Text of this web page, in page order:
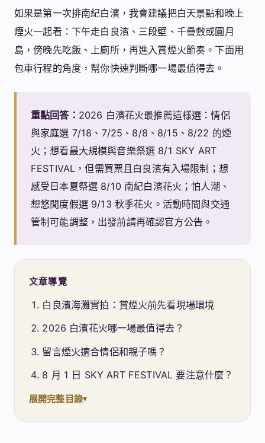
如果是第一次排南紀白濱，我會建議把白天景點和晚上
煙火一起看：下午走白良濱、三段壁、千疊敷或圓月
島，傍晚先吃飯、上廁所，再進入賞煙火節奏。下面用
包車行程的角度，幫你快速判斷哪一場最值得去。
重點回答： 2026 白濱花火最推薦這樣選：情侶
與家庭選 7/18、7/25、8/8、8/15、8/22 的煙
火；想看最大規模與音樂祭選 8/1 SKY ART
FESTIVAL，但需買票且白良濱有入場限制；想
感受日本夏祭選 8/10 南紀白濱花火；怕人潮、
想悠閒度假選 9/13 秋季花火。活動時間與交通
管制可能調整，出發前請再確認官方公告。
文章導覽
白良濱海灘實拍：賞煙火前先看現場環境
2026 白濱花火哪一場最值得去？
留言煙火適合情侶和親子嗎？
8 月 1 日 SKY ART FESTIVAL 要注意什麼？
展開完整目錄